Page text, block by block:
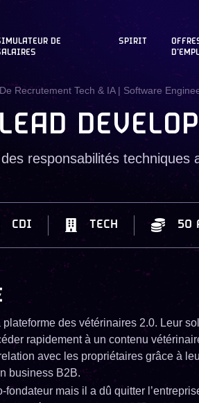
DE
SPIRIT
Recrutement Tech & IA | Software
responsabilités
CDI TECH 50
des vétérinaires 2.0. Leur
rapidement à un contenu
avec les propriétaires grâce à
business B2B.
fondateur mais il a dû quitter